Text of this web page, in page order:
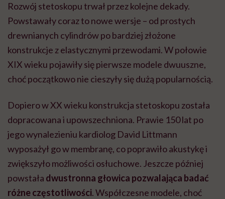
Rozwój stetoskopu trwał przez kolejne dekady.
Powstawały coraz to nowe wersje – od prostych
drewnianych cylindrów po bardziej złożone
konstrukcje z elastycznymi przewodami. W połowie
XIX wieku pojawiły się pierwsze modele dwuuszne,
choć początkowo nie cieszyły się dużą popularnością.
Dopiero w XX wieku konstrukcja stetoskopu została
dopracowana i upowszechniona. Prawie 150 lat po
jego wynalezieniu kardiolog David Littmann
wyposażył go w membranę, co poprawiło akustykę i
zwiększyło możliwości osłuchowe. Jeszcze później
powstała dwustronna głowica pozwalająca badać
różne częstotliwości. Współczesne modele, choć